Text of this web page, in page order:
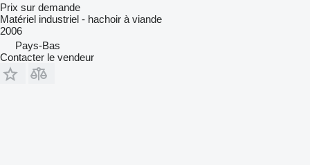
Prix sur demande
Matériel industriel - hachoir à viande
2006
Pays-Bas
Contacter le vendeur